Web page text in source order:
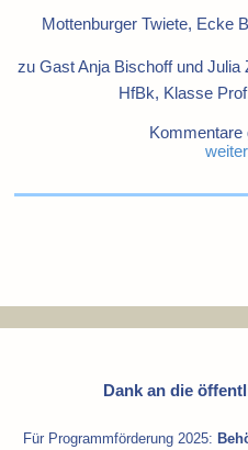
Mottenburger Twiete, Ecke
zu Gast Anja Bischoff und Julia
HfBk, Klasse
Kommentare
Dank an die
Für Programmförderung 2025: